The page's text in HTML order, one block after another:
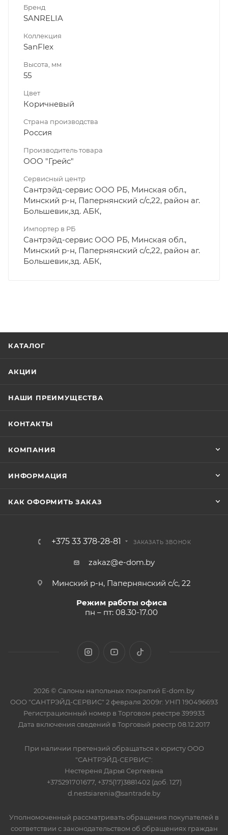
Бренд
SANRELIA
Коллекция
SanFlex
Высота, мм
55
Цвет
Коричневый
Страна производства
Россия
Производитель товара
ООО "Грейс"
Сервисный центр
Сантрэйд-сервис ООО РБ, Минская обл.,
Минский р-н, Папернянский с/с,22, район аг.
Большевик,зд. АБК,
Импортер в РБ
Сантрэйд-сервис ООО РБ, Минская обл.,
Минский р-н, Папернянский с/с,22, район аг.
Большевик,зд. АБК,
КАТАЛОГ
АКЦИИ
НАШИ ПРЕИМУЩЕСТВА
КОНТАКТЫ
КОМПАНИЯ
ИНФОРМАЦИЯ
КАК ОФОРМИТЬ ЗАКАЗ
+375 33 378-28-81 ЗАКАЗАТЬ ЗВОНОК
zakaz@e-dom.by
Минский р-н, Папернянский с/с, 22
Режим работы офиса
пн – пт: 08.30-17.00
2026 © Салоны напольных покрытий E-dom.by
ООО "САНТРЭЙД-СЕРВИС" 2 февраля 2009г. УНП 190496693
Регистрационный номер в Торговом реестре 399933
Дата включения сведений в Торговый реестр 08.12.2017
При наличии претензий обращаться к юристу ООО
"САНТРЭЙД-СЕРВИС":
Нестереня Дарья Сергеевна
+375291701677, +375(17)3881402 (доб. 127)
d.nestsiarenia@santrade.by
Уполномоченный рассматривать обращения покупателей в
соответствии с законодательством об обращениях граждан